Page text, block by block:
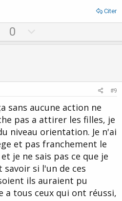
Citer
p
t
0
o
v
e
#9
sans aucune action ne
pas a attirer les filles, je
niveau orientation. Je n'ai
et pas franchement le
je ne sais pas ce que je
savoir si l'un de ces
ils auraient pu
a tous ceux qui ont réussi,